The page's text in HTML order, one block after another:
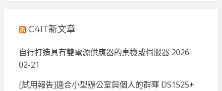
C4IT新文章
自行打造具有雙電源供應器的桌機或伺服器 2026-
02-21
[試用報告]適合小型辦公室與個人的群暉 DS1525+